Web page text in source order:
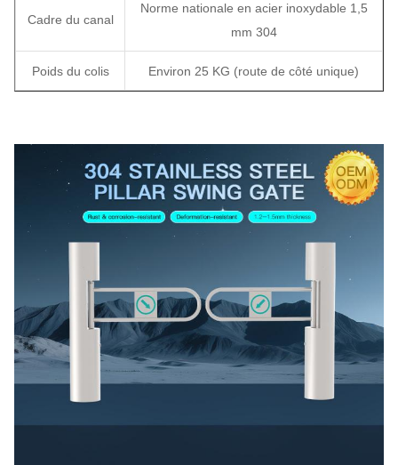
Cadre du canal
Norme nationale en acier inoxydable 1,5
mm 304
Poids du colis Environ 25 KG (route de côté unique)